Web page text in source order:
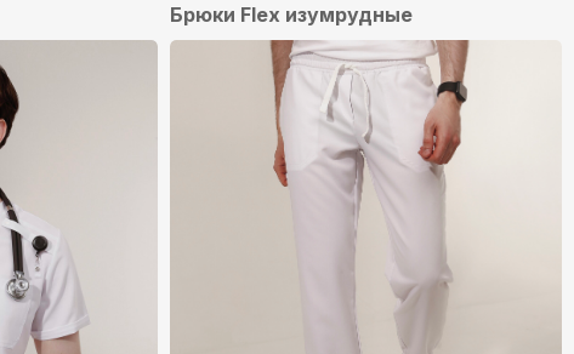
Брюки Flex изумрудные